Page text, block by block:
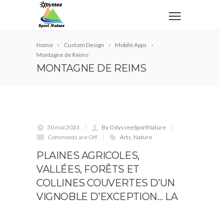
Home Custom Design
Mobile Apps
Montagne de Reims
MONTAGNE DE REIMS
30 mai 2023
By OdysseeSportNature
Comments are Off
Arts, Nature
PLAINES AGRICOLES,
VALLÉES, FORÊTS ET
COLLINES COUVERTES D’UN
VIGNOBLE D’EXCEPTION… LA